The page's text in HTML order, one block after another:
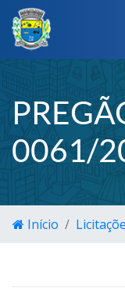
0061/
Início